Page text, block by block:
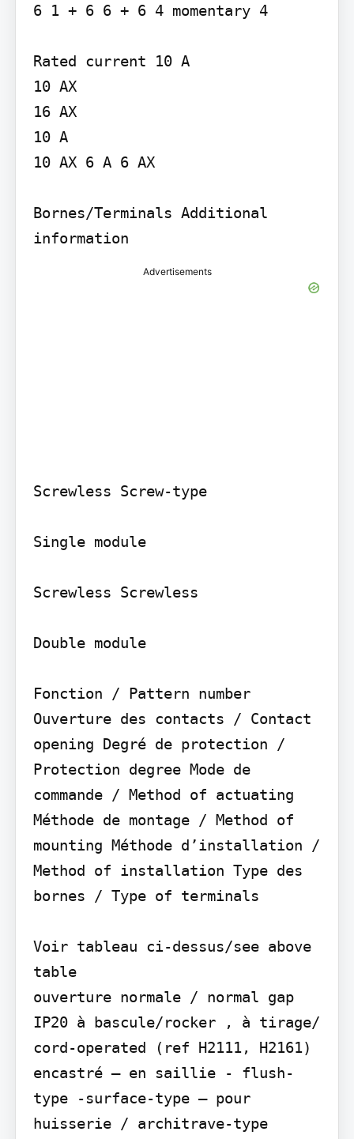
6 1 + 6 6 + 6 4 momentary 4
Rated current 10 A
10 AX
16 AX
10 A
10 AX 6 A 6 AX
Bornes/Terminals Additional
Advertisements
Screwless Screw-type
Single module
Screwless Screwless
Double module
Fonction / Pattern number
Ouverture des contacts / Contact
opening Degré de protection /
Protection degree Mode de
commande / Method of actuating
Méthode de montage / Method of
mounting Méthode d’installation /
Method of installation Type des
bornes / Type of terminals
Voir tableau ci-dessus/see above
table
ouverture normale / normal gap
IP20 à bascule/rocker , à tirage/
cord-operated (ref H2111, H2161)
encastré – en saillie - flush-
type -surface-type – pour
huisserie / architrave-type